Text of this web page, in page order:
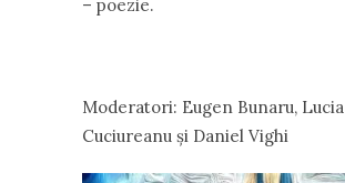
– poezie.
Moderatori: Eugen Bunaru, Lucia
Cuciureanu şi Daniel Vighi